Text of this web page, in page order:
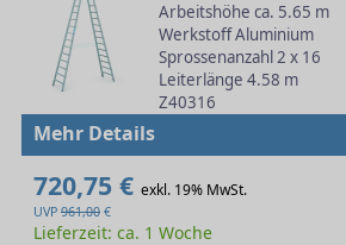
Arbeitshöhe ca. 5.65 m
Werkstoff Aluminium
Sprossenanzahl 2 x 16
Leiterlänge 4.58 m
Z40316
Mehr Details
720,75 € exkl. 19% MwSt.
UVP 961,00 €
Lieferzeit: ca. 1 Woche